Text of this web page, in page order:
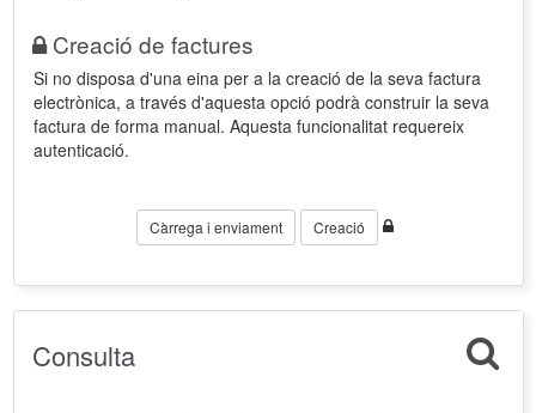
Creació de factures
Si no disposa d'una eina per a la creació de la seva factura
electrònica, a través d'aquesta opció podrà construir la seva
factura de forma manual. Aquesta funcionalitat requereix
autenticació.
Càrrega i enviament Creació
Consulta